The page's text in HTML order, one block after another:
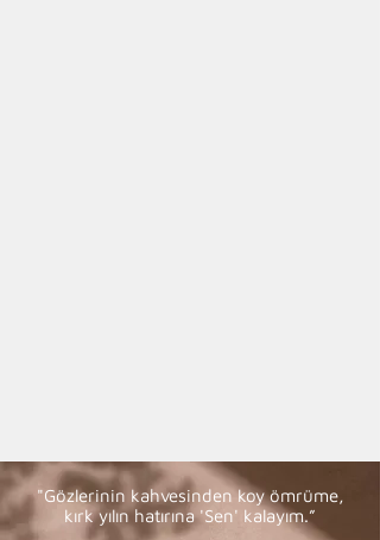
"Gözlerinin kahvesinden koy ömrüme,
kırk yılın hatırına 'Sen' kalayım.”